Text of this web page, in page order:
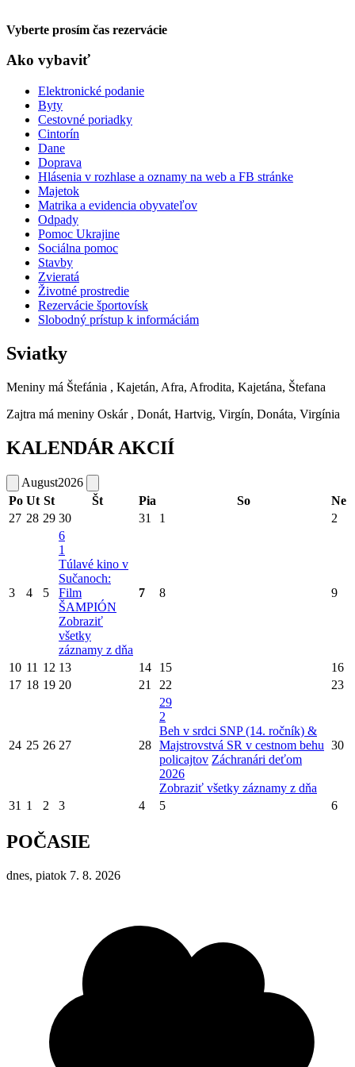
Vyberte prosím čas rezervácie
Ako vybaviť
Elektronické podanie
Byty
Cestovné poriadky
Cintorín
Dane
Doprava
Hlásenia v rozhlase a oznamy na web a FB stránke
Majetok
Matrika a evidencia obyvateľov
Odpady
Pomoc Ukrajine
Sociálna pomoc
Stavby
Zvieratá
Životné prostredie
Rezervácie športovísk
Slobodný prístup k informáciám
Sviatky
Meniny má Štefánia , Kajetán, Afra, Afrodita, Kajetána, Štefana
Zajtra má meniny Oskár , Donát, Hartvig, Virgín, Donáta, Virgínia
KALENDÁR AKCIÍ
August2026
Po Ut St Št Pia So
Ne
27 28 29 30 31 1 2
3 4 5
6
1
Túlavé kino v
Sučanoch:
Film
ŠAMPIÓN
Zobraziť
všetky
záznamy z dňa
7 8 9
10 11 12 13 14 15
16
17 18 19 20 21 22 23
24 25 26 27 28
29
2
Beh v srdci SNP (14. ročník) &
Majstrovstvá SR v cestnom behu
policajtov Záchranári deťom
2026
Zobraziť všetky záznamy z dňa
30
31 1 2 3 4 5 6
POČASIE
dnes, piatok 7. 8. 2026